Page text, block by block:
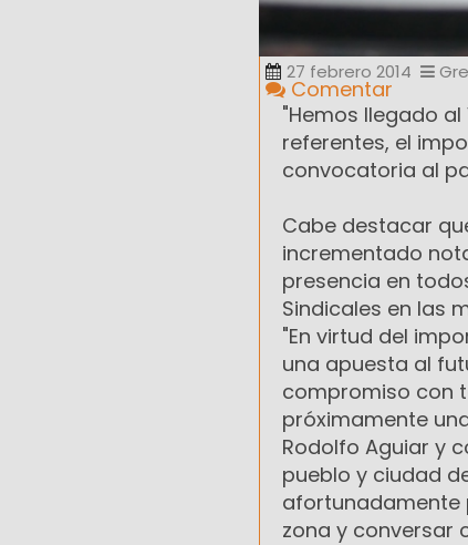
27 febrero 2014
Comentar
"Hemos llegado
referentes, el
convocatoria al
Cabe destacar
incrementado
presencia en
Sindicales en las
"En virtud del
una apuesta al
compromiso con
próximamente
Rodolfo Aguiar y
pueblo y ciudad
afortunadamente
zona y conversar